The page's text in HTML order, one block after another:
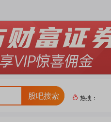
股吧搜索
热门
热搜：